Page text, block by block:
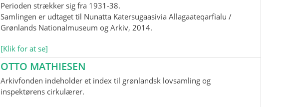
Perioden strækker sig fra 1931-38.
Samlingen er udtaget til Nunatta Katersugaasivia Allagaateqarfialu /
Grønlands Nationalmuseum og Arkiv, 2014.
[Klik for at se]
OTTO MATHIESEN
Arkivfonden indeholder et index til grønlandsk lovsamling og
inspektørens cirkulærer.